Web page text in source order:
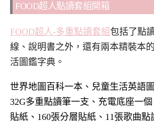
FOOD超人點讀套組開箱
FOOD超人-多重點讀套組包括了點
線、說明書之外，還有兩本精裝本
活圖鑑字典。
世界地圖百科一本、兒童生活英語
32G多重點讀筆一支、充電底座一個
貼紙、160張分層貼紙、11張歌曲點